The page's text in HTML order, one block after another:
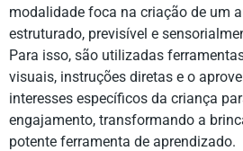
modalidade foca na criação de um
estruturado, previsível e
Para isso, são utilizadas
visuais, instruções diretas e o
interesses específicos da criança
engajamento, transformando a
potente ferramenta de aprendizado.